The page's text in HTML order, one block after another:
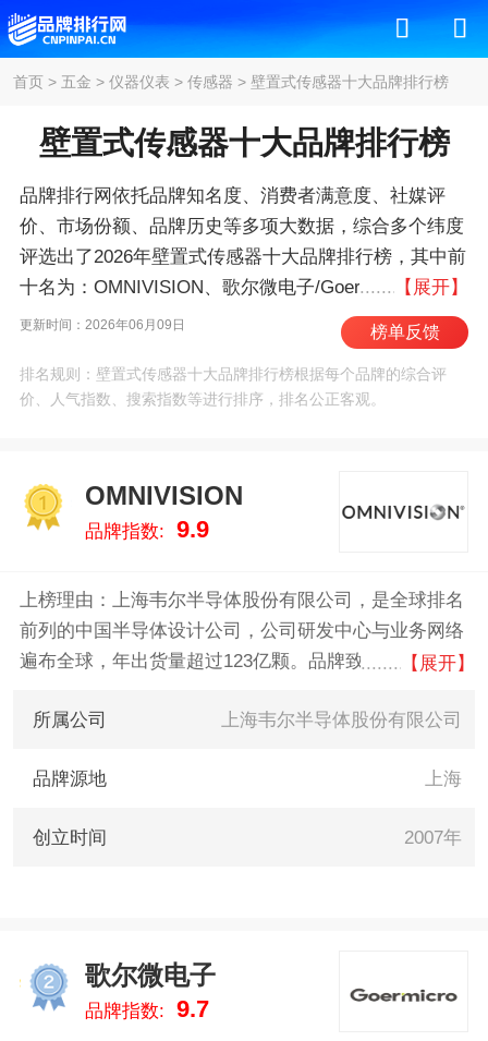
首页 > 五金 > 仪器仪表 > 传感器 > 壁置式传感器十大品牌排行榜
壁置式传感器十大品牌排行榜
品牌排行网依托品牌知名度、消费者满意度、社媒评
价、市场份额、品牌历史等多项大数据，综合多个纬度
评选出了2026年壁置式传感器十大品牌排行榜，其中前
十名为：OMNIVISION、歌尔微电子/Goermicro、士兰
微电子/Silan、汉威/Hanwei、格科微、华润微电子、瑞
声/AAC、Wulian物联传感、森霸传感、苏奥传感 。我
们致力于用最真实的数据告诉您壁置式传感器什么牌子
好，供您参考。
【展开】
更新时间：2026年06月09日 榜单反馈
排名规则：壁置式传感器十大品牌排行榜根据每个品牌的综合评
价、人气指数、搜索指数等进行排序，排名公正客观。
1
OMNIVISION
品牌指数: 9.9
上榜理由：上海韦尔半导体股份有限公司，是全球排名
前列的中国半导体设计公司，公司研发中心与业务网络
遍布全球，年出货量超过123亿颗。品牌致力于提供传
户在手机、安防、汽车电子、可穿戴设备，IoT，通
战，满足日与俱增的人工智能与绿色能源需求。
【展开】
所属公司 上海韦尔半导体股份有限公司
品牌源地 上海
创立时间 2007年
2
歌尔微电子
品牌指数: 9.7